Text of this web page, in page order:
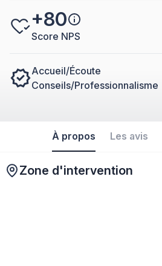
+80
Score NPS
Accueil/Écoute
Conseils/Professionnalisme
À propos Les avis
Zone d'intervention